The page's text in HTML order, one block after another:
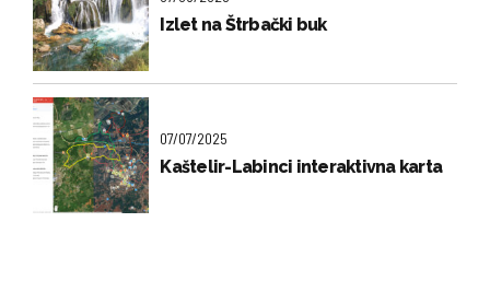
Izlet na Štrbački buk
07/07/2025
Kaštelir-Labinci interaktivna karta